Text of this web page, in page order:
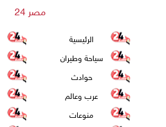
مصر 24
الرئيسية
سياحة وطيران
حوادث
عرب وعالم
منوعات